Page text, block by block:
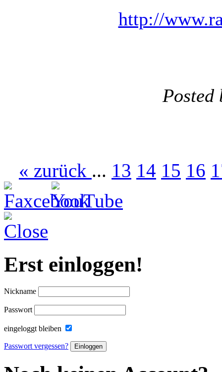
http://
Posted
« zurück ... 13 14 15 16
Erst einloggen!
Nickname
Passwort
eingeloggt bleiben
Passwort vergessen?